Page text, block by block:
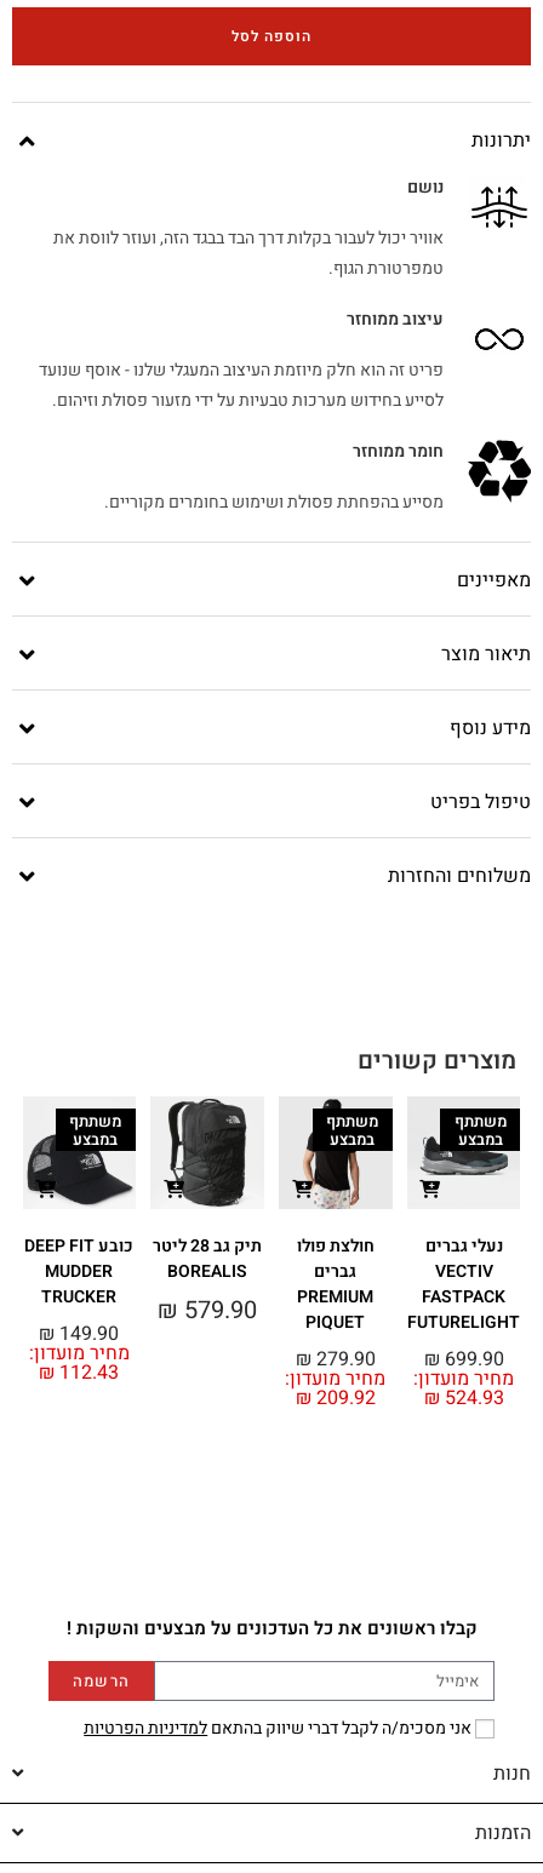
הוספה לסל
יתרונות
נושם
אוויר יכול לעבור בקלות דרך הבד בבגד הזה, ועוזר לווסת את
טמפרטורת הגוף.
עיצוב ממוחזר
פריט זה הוא חלק מיוזמת העיצוב המעגלי שלנו - אוסף שנועד
לסייע בחידוש מערכות טבעיות על ידי מזעור פסולת וזיהום.
חומר ממוחזר
מסייע בהפחתת פסולת ושימוש בחומרים מקוריים.
מאפיינים
תיאור מוצר
מידע נוסף
טיפול בפריט
משלוחים והחזרות
מוצרים קשורים
משתתף
במבצע
נעלי גברים
VECTIV
FASTPACK
FUTURELIGHT
מחיר מועדון:
₪ 524.93
₪ 699.90
משתתף
במבצע
חולצת פולו
גברים
PREMIUM
PIQUET
מחיר מועדון:
₪ 209.92
₪ 279.90
תיק גב 28 ליטר
BOREALIS
₪ 579.90
משתתף
במבצע
כובע DEEP FIT
MUDDER
TRUCKER
מחיר מועדון:
₪ 112.43
₪ 149.90
קבלו ראשונים את כל העדכונים על מבצעים והשקות !
אני מסכימ/ה לקבל דברי שיווק בהתאםלמדיניות הפרטיות
הרשמה
חנות
הזמנות